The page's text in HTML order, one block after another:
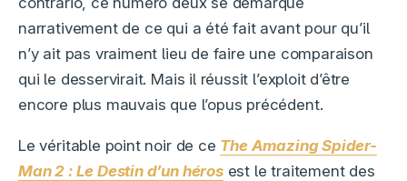
narrativement de ce qui a été fait avant pour qu’il
n’y ait pas vraiment lieu de faire une comparaison
qui le desservirait. Mais il réussit l’exploit d’être
encore plus mauvais que l’opus précédent.
Le véritable point noir de ce The Amazing Spider-
Man 2 : Le Destin d’un hérosest le traitement des